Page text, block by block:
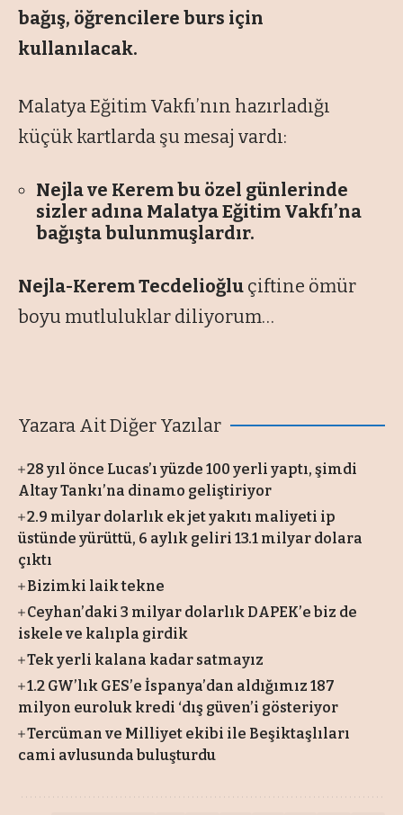
bağış, öğrencilere burs için
kullanılacak.
Malatya Eğitim Vakfı’nın hazırladığı
küçük kartlarda şu mesaj vardı:
Nejla ve Kerem bu özel günlerinde
sizler adına Malatya Eğitim Vakfı’na
bağışta bulunmuşlardır.
Nejla-Kerem Tecdelioğlu çiftine ömür
boyu mutluluklar diliyorum…
Yazara Ait Diğer Yazılar
28 yıl önce Lucas’ı yüzde 100 yerli yaptı, şimdi
Altay Tankı’na dinamo geliştiriyor
2.9 milyar dolarlık ek jet yakıtı maliyeti ip
üstünde yürüttü, 6 aylık geliri 13.1 milyar dolara
çıktı
Bizimki laik tekne
Ceyhan’daki 3 milyar dolarlık DAPEK’e biz de
iskele ve kalıpla girdik
Tek yerli kalana kadar satmayız
1.2 GW’lık GES’e İspanya’dan aldığımız 187
milyon euroluk kredi ‘dış güven’i gösteriyor
Tercüman ve Milliyet ekibi ile Beşiktaşlıları
cami avlusunda buluşturdu